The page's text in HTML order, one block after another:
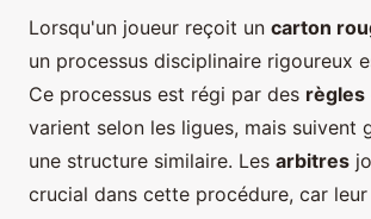
Lorsqu'un joueur reçoit un carton
un processus disciplinaire rigoureux
Ce processus est régi par des règles
varient selon les ligues, mais suivent
une structure similaire. Les arbitres
crucial dans cette procédure, car